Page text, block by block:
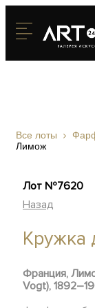
Все лоты
Лимож
Лот №7620
Назад
Кружка
Франция,
Vogt),